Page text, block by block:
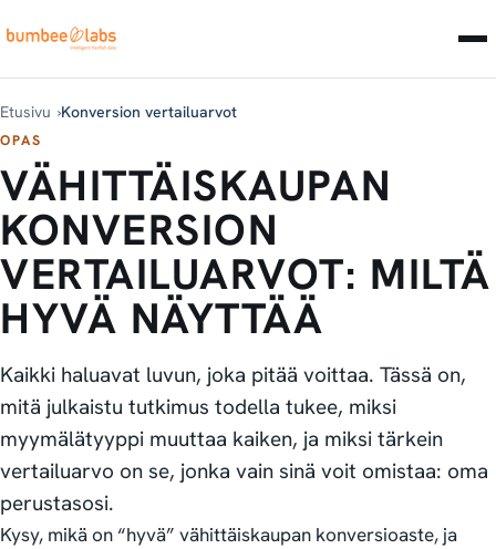
Etusivu Konversion vertailuarvot
OPAS
VÄHITTÄISKAUPAN
KONVERSION
VERTAILUARVOT: MILTÄ
HYVÄ NÄYTTÄÄ
Kaikki haluavat luvun, joka pitää voittaa. Tässä on,
mitä julkaistu tutkimus todella tukee, miksi
myymälätyyppi muuttaa kaiken, ja miksi tärkein
vertailuarvo on se, jonka vain sinä voit omistaa: oma
perustasosi.
Kysy, mikä on “hyvä” vähittäiskaupan konversioaste, ja